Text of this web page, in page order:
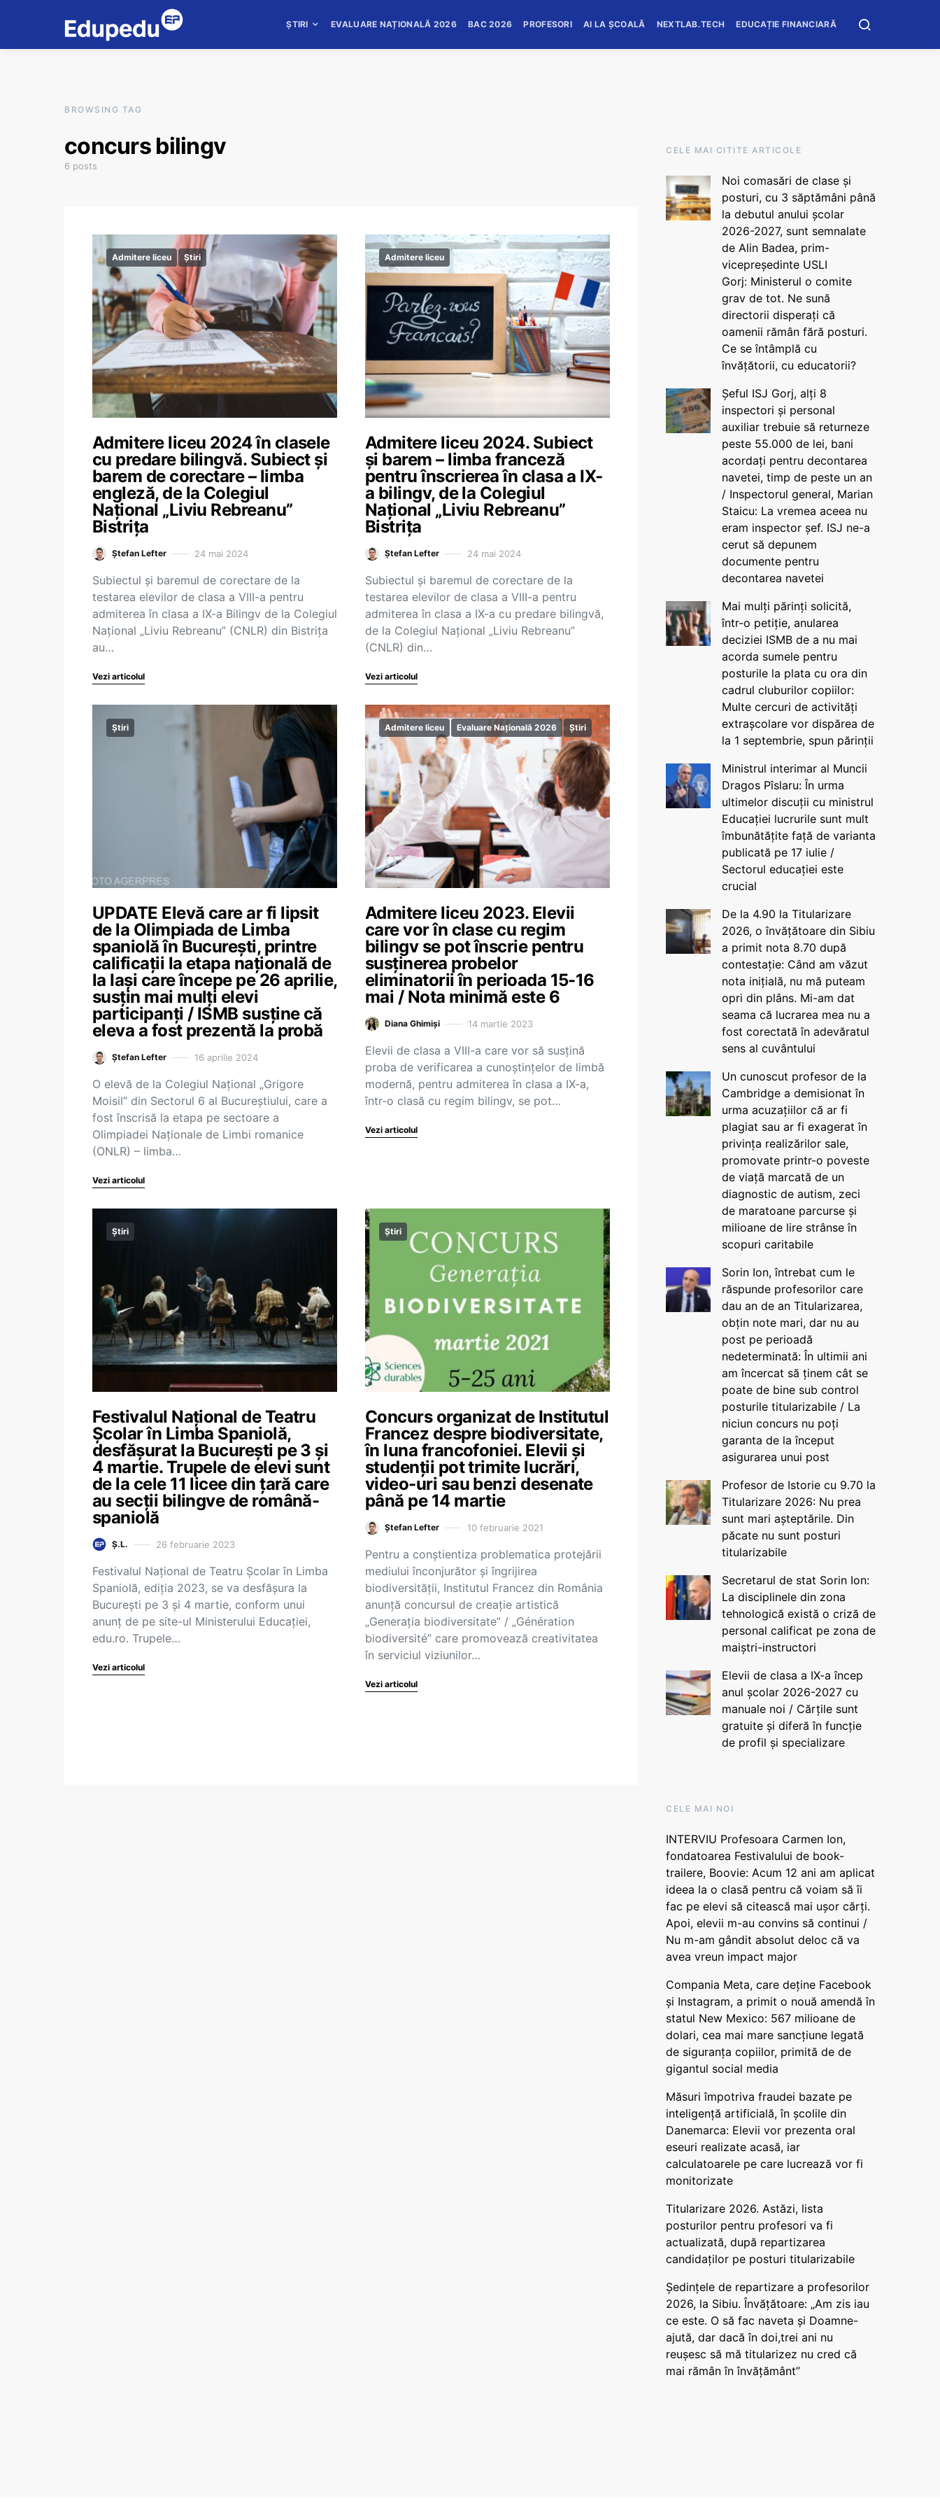
ȘTIRI EVALUARE NAȚIONALĂ 2026 BAC 2026 PROFESORI AI LA ȘCOALĂ NEXTLAB.TECH EDUCAȚIE FINANCIARĂ
BROWSING TAG
concurs bilingv
6 posts
Admitere liceu Știri
Admitere liceu 2024 în clasele
cu predare bilingvă. Subiect și
barem de corectare – limba
engleză, de la Colegiul
Național „Liviu Rebreanu”
Bistrița
Ștefan Lefter 24 mai 2024
Subiectul și baremul de corectare de la
testarea elevilor de clasa a VIII-a pentru
admiterea în clasa a IX-a Bilingv de la Colegiul
Național „Liviu Rebreanu” (CNLR) din Bistrița
au…
Vezi articolul
Admitere liceu
Admitere liceu 2024. Subiect
și barem – limba franceză
pentru înscrierea în clasa a IX-
a bilingv, de la Colegiul
Național „Liviu Rebreanu”
Bistrița
Ștefan Lefter 24 mai 2024
Subiectul și baremul de corectare de la
testarea elevilor de clasa a VIII-a pentru
admiterea în clasa a IX-a cu predare bilingvă,
de la Colegiul Național „Liviu Rebreanu”
(CNLR) din…
Vezi articolul
Știri
UPDATE Elevă care ar fi lipsit
de la Olimpiada de Limba
spaniolă în București, printre
calificații la etapa națională de
la Iași care începe pe 26 aprilie,
susțin mai mulți elevi
participanți / ISMB susține că
eleva a fost prezentă la probă
Ștefan Lefter 16 aprilie 2024
O elevă de la Colegiul Național „Grigore
Moisil” din Sectorul 6 al Bucureștiului, care a
fost înscrisă la etapa pe sectoare a
Olimpiadei Naționale de Limbi romanice
(ONLR) – limba…
Vezi articolul
Admitere liceu Evaluare Națională 2026 Știri
Admitere liceu 2023. Elevii
care vor în clase cu regim
bilingv se pot înscrie pentru
susținerea probelor
eliminatorii în perioada 15-16
mai / Nota minimă este 6
Diana Ghimiși 14 martie 2023
Elevii de clasa a VIII-a care vor să susțină
proba de verificarea a cunoștințelor de limbă
modernă, pentru admiterea în clasa a IX-a,
într-o clasă cu regim bilingv, se pot…
Vezi articolul
Știri
Festivalul Național de Teatru
Școlar în Limba Spaniolă,
desfășurat la București pe 3 și
4 martie. Trupele de elevi sunt
de la cele 11 licee din țară care
au secții bilingve de română-
spaniolă
Ș.L. 26 februarie 2023
Festivalul Național de Teatru Școlar în Limba
Spaniolă, ediția 2023, se va desfășura la
București pe 3 și 4 martie, conform unui
anunț de pe site-ul Ministerului Educației,
edu.ro. Trupele…
Vezi articolul
Știri
Concurs organizat de Institutul
Francez despre biodiversitate,
în luna francofoniei. Elevii și
studenții pot trimite lucrări,
video-uri sau benzi desenate
până pe 14 martie
Ștefan Lefter 10 februarie 2021
Pentru a conștientiza problematica protejării
mediului înconjurător și îngrijirea
biodiversității, Institutul Francez din România
anunță concursul de creație artistică
„Generația biodiversitate” / „Génération
biodiversité” care promovează creativitatea
în serviciul viziunilor…
Vezi articolul
CELE MAI CITITE ARTICOLE
Noi comasări de clase și
posturi, cu 3 săptămâni până
la debutul anului școlar
2026-2027, sunt semnalate
de Alin Badea, prim-
vicepreședinte USLI
Gorj: Ministerul o comite
grav de tot. Ne sună
directorii disperați că
oamenii rămân fără posturi.
Ce se întâmplă cu
învățătorii, cu educatorii?
Șeful ISJ Gorj, alți 8
inspectori și personal
auxiliar trebuie să returneze
peste 55.000 de lei, bani
acordați pentru decontarea
navetei, timp de peste un an
/ Inspectorul general, Marian
Staicu: La vremea aceea nu
eram inspector șef. ISJ ne-a
cerut să depunem
documente pentru
decontarea navetei
Mai mulți părinți solicită,
într-o petiție, anularea
deciziei ISMB de a nu mai
acorda sumele pentru
posturile la plata cu ora din
cadrul cluburilor copiilor:
Multe cercuri de activități
extrașcolare vor dispărea de
la 1 septembrie, spun părinții
Ministrul interimar al Muncii
Dragos Pîslaru: În urma
ultimelor discuții cu ministrul
Educației lucrurile sunt mult
îmbunătățite față de varianta
publicată pe 17 iulie /
Sectorul educației este
crucial
De la 4.90 la Titularizare
2026, o învățătoare din Sibiu
a primit nota 8.70 după
contestație: Când am văzut
nota inițială, nu mă puteam
opri din plâns. Mi-am dat
seama că lucrarea mea nu a
fost corectată în adevăratul
sens al cuvântului
Un cunoscut profesor de la
Cambridge a demisionat în
urma acuzațiilor că ar fi
plagiat sau ar fi exagerat în
privința realizărilor sale,
promovate printr-o poveste
de viață marcată de un
diagnostic de autism, zeci
de maratoane parcurse și
milioane de lire strânse în
scopuri caritabile
Sorin Ion, întrebat cum le
răspunde profesorilor care
dau an de an Titularizarea,
obțin note mari, dar nu au
post pe perioadă
nedeterminată: În ultimii ani
am încercat să ținem cât se
poate de bine sub control
posturile titularizabile / La
niciun concurs nu poți
garanta de la început
asigurarea unui post
Profesor de Istorie cu 9.70 la
Titularizare 2026: Nu prea
sunt mari așteptările. Din
păcate nu sunt posturi
titularizabile
Secretarul de stat Sorin Ion:
La disciplinele din zona
tehnologică există o criză de
personal calificat pe zona de
maiștri-instructori
Elevii de clasa a IX-a încep
anul școlar 2026-2027 cu
manuale noi / Cărțile sunt
gratuite și diferă în funcție
de profil și specializare
CELE MAI NOI
INTERVIU Profesoara Carmen Ion,
fondatoarea Festivalului de book-
trailere, Boovie: Acum 12 ani am aplicat
ideea la o clasă pentru că voiam să îi
fac pe elevi să citească mai ușor cărți.
Apoi, elevii m-au convins să continui /
Nu m-am gândit absolut deloc că va
avea vreun impact major
Compania Meta, care deține Facebook
și Instagram, a primit o nouă amendă în
statul New Mexico: 567 milioane de
dolari, cea mai mare sancțiune legată
de siguranța copiilor, primită de de
gigantul social media
Măsuri împotriva fraudei bazate pe
inteligență artificială, în școlile din
Danemarca: Elevii vor prezenta oral
eseuri realizate acasă, iar
calculatoarele pe care lucrează vor fi
monitorizate
Titularizare 2026. Astăzi, lista
posturilor pentru profesori va fi
actualizată, după repartizarea
candidaților pe posturi titularizabile
Ședințele de repartizare a profesorilor
2026, la Sibiu. Învățătoare: „Am zis iau
ce este. O să fac naveta și Doamne-
ajută, dar dacă în doi,trei ani nu
reușesc să mă titularizez nu cred că
mai rămân în învățământ”